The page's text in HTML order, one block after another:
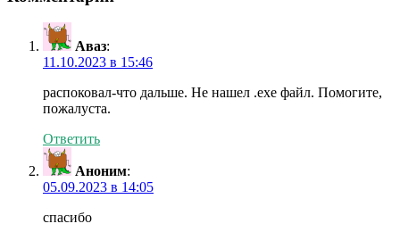
Аваз:
11.10.2023 в 15:46
распоковал-что дальше. Не нашел .ехе файл. Помогите,
пожалуста.
Ответить
Аноним:
05.09.2023 в 14:05
спасибо